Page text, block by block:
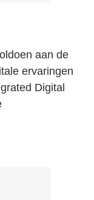
aan de
ervaringen
Digital